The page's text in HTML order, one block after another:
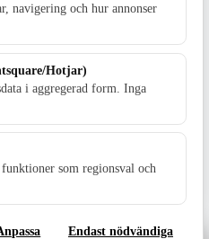
1991 som sedan 2002 ger
lanserades Värnamo.nu. Från
tre kommuner: Gnosjö,
kommun.
1, 568 92 Skillingaryd
navigering och hur annonser
Hotjar)
i aggregerad form. Inga
som regionsval och
Endast nödvändiga